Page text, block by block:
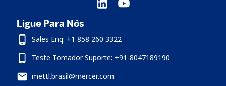
Ligue Para Nós
Sales Enq: +1 858 260 3322
Teste Tomador Suporte: +91-8047189190
mettl.brasil@mercer.com